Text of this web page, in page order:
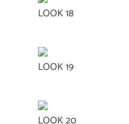
LOOK 18
LOOK 19
LOOK 20